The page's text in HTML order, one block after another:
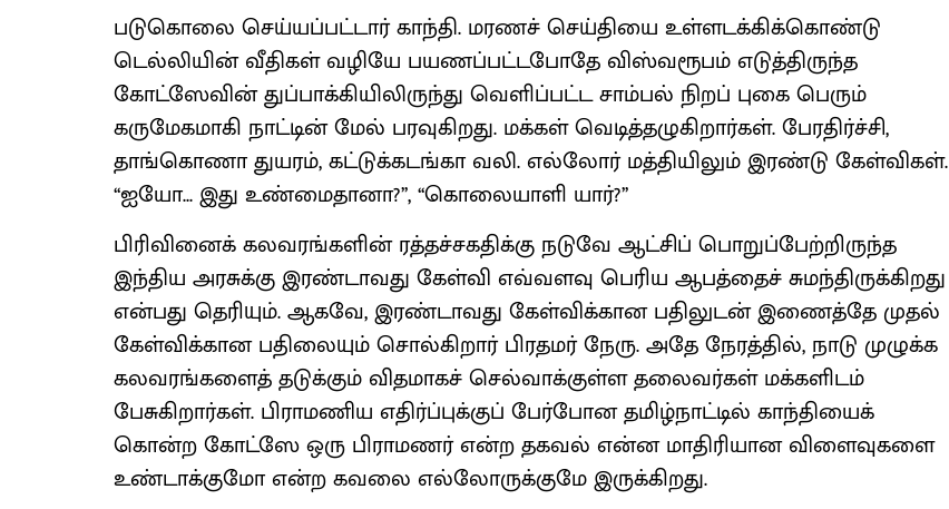
படுகொலை செய்யப்பட்டார் காந்தி. மரணச் செய்தியை உள்ளடக்கிக்கொண்டு
டெல்லியின் வீதிகள் வழியே பயணப்பட்டபோதே விஸ்வரூபம் எடுத்திருந்த
கோட்ஸேவின் துப்பாக்கியிலிருந்து வெளிப்பட்ட சாம்பல் நிறப் புகை பெரும்
கருமேகமாகி நாட்டின் மேல் பரவுகிறது. மக்கள் வெடித்தழுகிறார்கள். பேரதிர்ச்சி,
தாங்கொணா துயரம், கட்டுக்கடங்கா வலி. எல்லோர் மத்தியிலும் இரண்டு கேள்விகள்.
‘‘ஐயோ... இது உண்மைதானா?’’, ‘‘கொலையாளி யார்?’’
பிரிவினைக் கலவரங்களின் ரத்தச்சகதிக்கு நடுவே ஆட்சிப் பொறுப்பேற்றிருந்த
இந்திய அரசுக்கு இரண்டாவது கேள்வி எவ்வளவு பெரிய ஆபத்தைச் சுமந்திருக்கிறது
என்பது தெரியும். ஆகவே, இரண்டாவது கேள்விக்கான பதிலுடன் இணைத்தே முதல்
கேள்விக்கான பதிலையும் சொல்கிறார் பிரதமர் நேரு. அதே நேரத்தில், நாடு முழுக்க
கலவரங்களைத் தடுக்கும் விதமாகச் செல்வாக்குள்ள தலைவர்கள் மக்களிடம்
பேசுகிறார்கள். பிராமணிய எதிர்ப்புக்குப் பேர்போன தமிழ்நாட்டில் காந்தியைக்
கொன்ற கோட்ஸே ஒரு பிராமணர் என்ற தகவல் என்ன மாதிரியான விளைவுகளை
உண்டாக்குமோ என்ற கவலை எல்லோருக்குமே இருக்கிறது.